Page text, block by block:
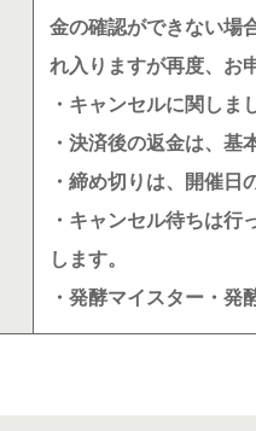
金の確認ができない場
れ入りますが再度、お
・キャンセルに関しま
・決済後の返金は、基
・締め切りは、開催日
・キャンセル待ちは
します。
・発酵マイスター・発